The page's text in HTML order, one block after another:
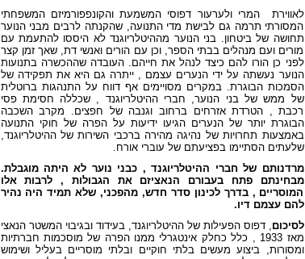
לאווירת המרי ולערעור דפוסי המשמעת והקונפפורמיזם המשפחתי
המסורתי תרמה גם לבישת מדי התנועה, שהקנתה לרבים מבני הנוער
תחושה של ביטחון. בני הנוער מההיטלריוגנד לא היססו להתעמת עם
מורים ועם מנהלים בבתי הספר, וכן עם הורים ואנשי דת, שאך זמן קצר
לפני כן הורו להם כיצד לנהל את חייהם. העובדה שההכשרה בתנועות
הנוער נעשתה על ידי הנערים עצמם , ייתרה גם היא את תפקידה של
הסמכות הבוגרת. במקרים מסויימים אף דווח על התנהגות ברוטלית
של ממש של בני הנוער, חברי ההיטלריוגנד , שכללה חסימת פסי
רכבת , הטרדת אזרחים ברחוב וגנבה של חפצים. מקרב השכבה
הבוגרת יותר של הנערים הגיעו ידיעות על הפרה של חוקי התנועה
באמצעות תחרויות של נהיגה מהירה ברכבי השירות של ההיטלריוגנד,
שלעתים הסתיימו בפציעתם של עוברי אורח.
מרדנותם של חברי ההיטלריוגנד , כבני נוער לא היתה מוגבלת.
מבחינתם פתח בעבורם הנאציזם את הגבולות , לרבות אלו
המוסריים , בדרך לכינון סדר חדש, מהפכני, שלא תמיד היה נהיר
להם עצמם דיו.
לסיכום, דפוס הפעילות של ההיטלריוגנד, בעידוד ובגיבוי המשטר הנאצי
מאז 1933 , כלל כחלק אינטגרלי ממנו הפרה של מוסכמות חברתיות
ומסורות, ביצוע מעשים בלתי חוקיים ובלתי מוסריים בעליל ושימוש